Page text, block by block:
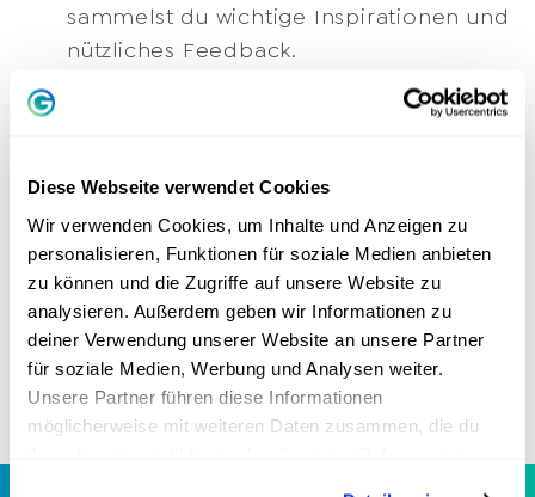
Diese Webseite verwendet Cookies
Wir verwenden Cookies, um Inhalte und Anzeigen zu
personalisieren, Funktionen für soziale Medien anbieten
zu können und die Zugriffe auf unsere Website zu
analysieren. Außerdem geben wir Informationen zu
deiner Verwendung unserer Website an unsere Partner
für soziale Medien, Werbung und Analysen weiter.
Unsere Partner führen diese Informationen
möglicherweise mit weiteren Daten zusammen, die du
sammelst du wichtige Inspirationen und
nützliches Feedback.​
Tägliche Business-Inspiration: Täglich
von Greator Gründer Dr. Stefan Frädrich,
die dir einen neuen Denkanstoß, eine
weitere Perspektive oder einen ganz
konkreten Tipp zu verschiedenen
Business-Themen gibt. Darunter wirst du
auch viele Anekdoten und Erfahrungen
aus seinem Leben finden.​